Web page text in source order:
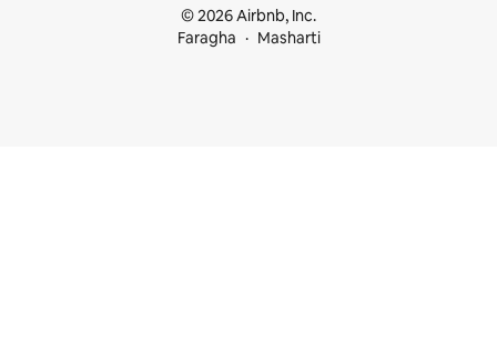
© 2026 Airbnb, Inc.
Faragha
Masharti